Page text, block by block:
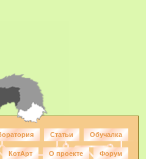
Статьи Обучалка
КотАрт О проекте Форум